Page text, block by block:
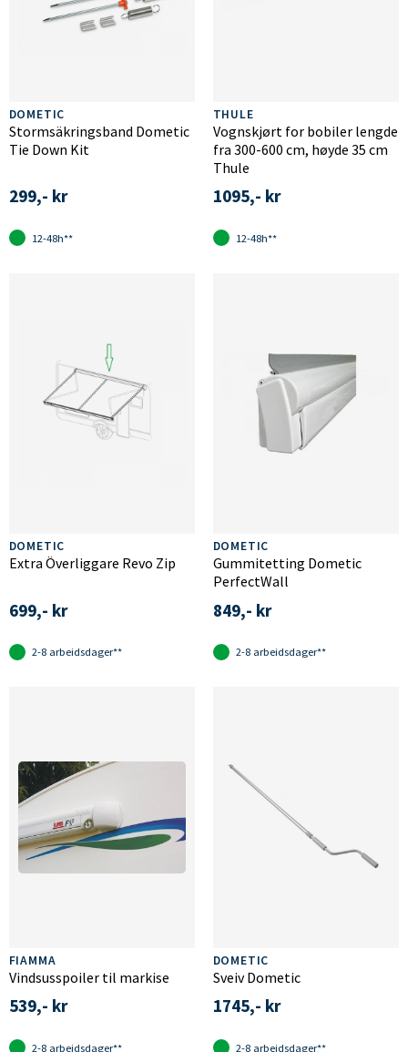
DOMETIC
Stormsäkringsband Dometic
Tie Down Kit
299,- kr
12-48h**
THULE
Vognskjørt for bobiler lengde
fra 300-600 cm, høyde 35 cm
Thule
1095,- kr
12-48h**
DOMETIC
Extra Överliggare Revo Zip
699,- kr
2-8 arbeidsdager**
DOMETIC
Gummitetting Dometic
PerfectWall
849,- kr
2-8 arbeidsdager**
FIAMMA
Vindsusspoiler til markise
539,- kr
2-8 arbeidsdager**
DOMETIC
Sveiv Dometic
1745,- kr
2-8 arbeidsdager**